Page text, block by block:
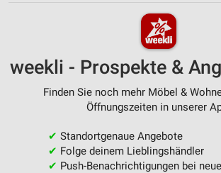
weekli - Prospekte &
Finden Sie noch mehr Möbel &
Öffnungszeiten in unserer
✔ Standortgenaue Angebote
✔ Folge deinem Lieblingshändler
✔ Push-Benachrichtigungen bei